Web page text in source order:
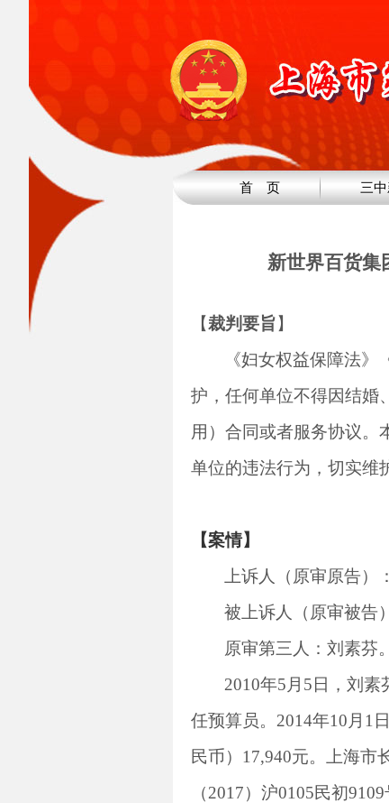
首 页 三
新世界百货集
【裁判要旨】
《妇女权益保障法
护，任何单位不得因结婚
用）合同或者服务协议。
单位的违法行为，切实维
【案情】
上诉人（原审原告）：
被上诉人（原审被告
原审第三人：刘素芬。
2010年5 月 5 日，刘素
任预算员。 2014年10 月 1
民币） 17,940元。上海市
（2017）沪0105民初9109